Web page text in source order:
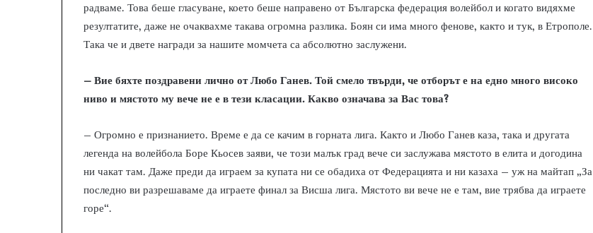
радваме. Това беше гласуване, което беше направено от Българска федерация волейбол и когато видяхме
резултатите, даже не очаквахме такава огромна разлика. Боян си има много фенове, както и тук, в Етрополе.
Така че и двете награди за нашите момчета са абсолютно заслужени.
– Вие бяхте поздравени лично от Любо Ганев. Той смело твърди, че отборът е на едно много високо
ниво и мястото му вече не е в тези класации. Какво означава за Вас това?
– Огромно е признанието. Време е да се качим в горната лига. Както и Любо Ганев каза, така и другата
легенда на волейбола Боре Кьосев заяви, че този малък град вече си заслужава мястото в елита и догодина
ни чакат там. Даже преди да играем за купата ни се обадиха от Федерацията и ни казаха – уж на майтап „За
последно ви разрешаваме да играете финал за Висша лига. Мястото ви вече не е там, вие трябва да играете
горе“.